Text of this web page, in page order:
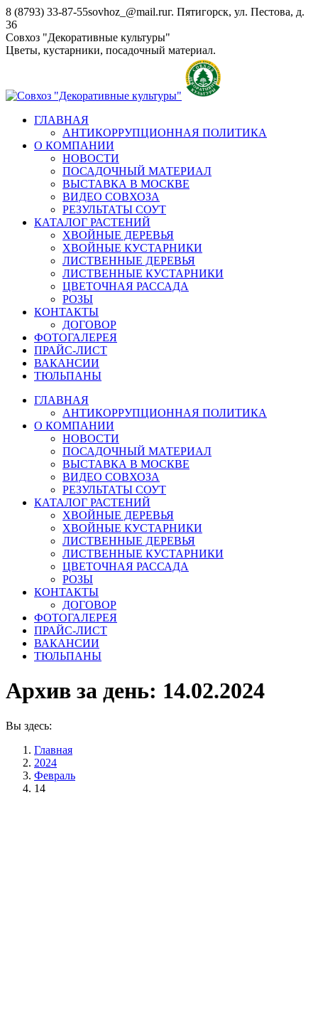
Перейти
к
содержанию
8 (8793) 33-87-55sovhoz_@mail.ruг. Пятигорск, ул. Пестова, д.
36
Совхоз "Декоративные культуры"
Цветы, кустарники, посадочный материал.
ГЛАВНАЯ
АНТИКОРРУПЦИОННАЯ ПОЛИТИКА
О КОМПАНИИ
НОВОСТИ
ПОСАДОЧНЫЙ МАТЕРИАЛ
ВЫСТАВКА В МОСКВЕ
ВИДЕО СОВХОЗА
РЕЗУЛЬТАТЫ СОУТ
КАТАЛОГ РАСТЕНИЙ
ХВОЙНЫЕ ДЕРЕВЬЯ
ХВОЙНЫЕ КУСТАРНИКИ
ЛИСТВЕННЫЕ ДЕРЕВЬЯ
ЛИСТВЕННЫЕ КУСТАРНИКИ
ЦВЕТОЧНАЯ РАССАДА
РОЗЫ
КОНТАКТЫ
ДОГОВОР
ФОТОГАЛЕРЕЯ
ПРАЙС-ЛИСТ
ВАКАНСИИ
ТЮЛЬПАНЫ
ГЛАВНАЯ
АНТИКОРРУПЦИОННАЯ ПОЛИТИКА
О КОМПАНИИ
НОВОСТИ
ПОСАДОЧНЫЙ МАТЕРИАЛ
ВЫСТАВКА В МОСКВЕ
ВИДЕО СОВХОЗА
РЕЗУЛЬТАТЫ СОУТ
КАТАЛОГ РАСТЕНИЙ
ХВОЙНЫЕ ДЕРЕВЬЯ
ХВОЙНЫЕ КУСТАРНИКИ
ЛИСТВЕННЫЕ ДЕРЕВЬЯ
ЛИСТВЕННЫЕ КУСТАРНИКИ
ЦВЕТОЧНАЯ РАССАДА
РОЗЫ
КОНТАКТЫ
ДОГОВОР
ФОТОГАЛЕРЕЯ
ПРАЙС-ЛИСТ
ВАКАНСИИ
ТЮЛЬПАНЫ
Архив за день: 14.02.2024
Вы здесь:
Главная
2024
Февраль
14